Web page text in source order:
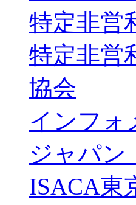
特定非営
特定非営
協会
インフォ
ジャパン
ISACA東